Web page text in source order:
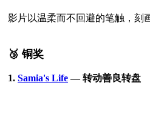
影片以温柔而不回避的笔触，
🥉 铜奖
1. Samia's Life — 转动善良转盘